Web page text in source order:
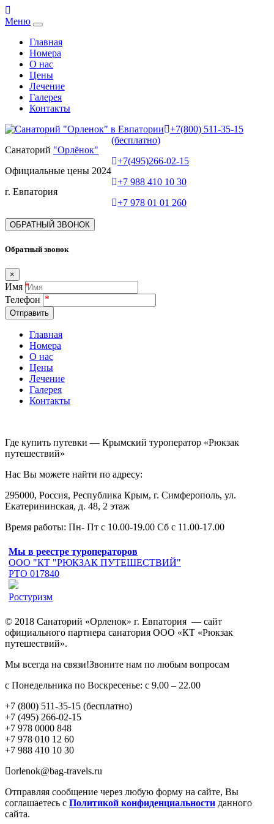
Меню
Главная
Номера
О нас
Цены
Лечение
Галерея
Контакты
Санаторий "Орлёнок"
Официальные цены 2024
г. Евпатория
+7(800) 511-35-15
(бесплатно)
+7(495)266-02-15
+7 988 410 10 30
+7 978 01 01 260
ОБРАТНЫЙ ЗВОНОК
Обратный звонок
×
Имя
Телефон
Отправить
Главная
Номера
О нас
Цены
Лечение
Галерея
Контакты
Где купить путевки — Крымский туроператор «Рюкзак
путешествий»
Нас Вы можете найти по адресу:
295000, Россия, Республика Крым, г. Симферополь, ул.
Екатерининская, д. 48, 2 этаж
Время работы: Пн- Пт с 10.00-19.00 Сб с 11.00-17.00
Мы в реестре туроператоров
ООО "КТ "РЮКЗАК ПУТЕШЕСТВИЙ"
РТО 017840
Ростуризм
© 2018 Санаторий «Орленок» г. Евпатория — сайт
официального партнера санатория ООО «КТ «Рюкзак
путешествий».
Мы всегда на связи!Звоните нам по любым вопросам
с Понедельника по Воскресенье: с 9.00 – 22.00
+7 (800) 511-35-15 (бесплатно)
+7 (495) 266-02-15
+7 978 0000 848
+7 978 010 12 60
+7 988 410 10 30
orlenok@bag-travels.ru
Отправляя сообщение через любую форму на сайте, Вы
соглашаетесь с Политикой конфиденциальности данного
сайта.